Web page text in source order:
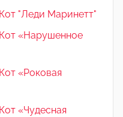
"Леди Маринетт"
«Нарушенное
«Роковая
«Чудесная